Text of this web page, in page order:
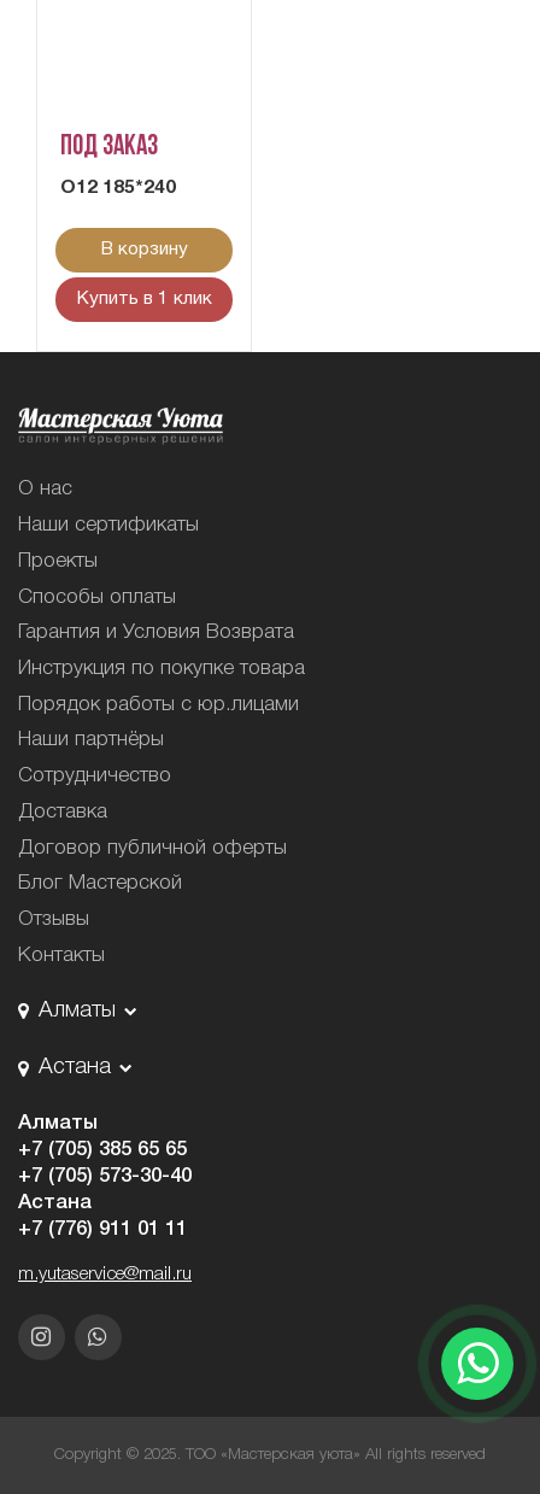
Под заказ
О12 185*240
В корзину
Купить в 1 клик
О нас
Наши сертификаты
Проекты
Способы оплаты
Гарантия и Условия Возврата
Инструкция по покупке товара
Порядок работы с юр.лицами
Наши партнёры
Сотрудничество
Доставка
Договор публичной оферты
Блог Мастерской
Отзывы
Контакты
Алматы
Астана
Алматы
+7 (705) 385 65 65
+7 (705) 573-30-40
Астана
+7 (776) 911 01 11
m.yutaservice@mail.ru
Copyright © 2025. ТОО «Мастерская уюта» All rights reserved